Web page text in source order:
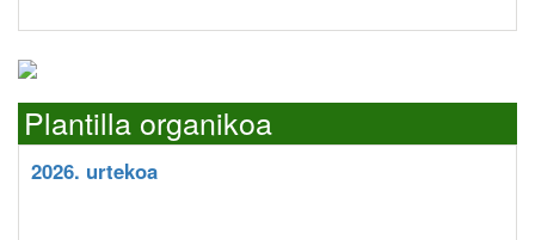
Plantilla organikoa
2026. urtekoa